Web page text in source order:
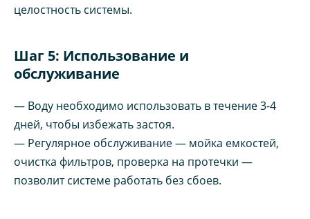
целостность системы.
Шаг 5: Использование и
обслуживание
— Воду необходимо использовать в течение 3-4
дней, чтобы избежать застоя.
— Регулярное обслуживание — мойка емкостей,
очистка фильтров, проверка на протечки —
позволит системе работать без сбоев.